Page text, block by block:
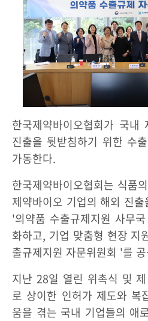
한국제약바이오협회가 국내
진출을 뒷받침하기 위한 수
가동한다.
한국제약바이오협회는 식품
제약바이오 기업의 해외 진
'의약품 수출규제지원 사무
화하고, 기업 맞춤형 현장 지
출규제지원 자문위원회 '를
지난 28일 열린 위촉식 및
로 상이한 인허가 제도와 복
움을 겪는 국내 기업들의 애